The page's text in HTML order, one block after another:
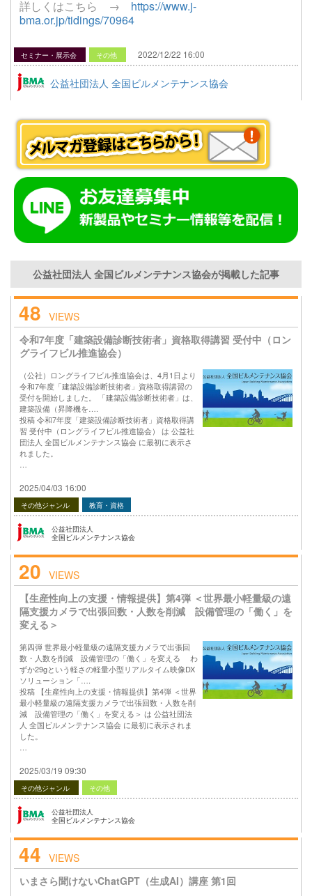
詳しくはこちら → https://www.j-
bma.or.jp/tidings/70964
セミナー・展示会 その他 2022/12/22 16:00
公益社団法人 全国ビルメンテナンス協会
公益社団法人 全国ビルメンテナンス協会が掲載した記事
48 VIEWS
令和7年度「建築設備診断技術者」資格取得講習 受付中（ロン
グライフビル推進協会）
（公社）ロングライフビル推進協会は、4月1日より
令和7年度「建築設備診断技術者」資格取得講習の
受付を開始しました。 「建築設備診断技術者」は、
建築設備（昇降機を….
投稿 令和7年度「建築設備診断技術者」資格取得講
習 受付中（ロングライフビル推進協会） は 公益社
団法人 全国ビルメンテナンス協会 に最初に表示さ
れました。
2025/04/03 16:00
その他ジャンル 教育・資格
公益社団法人
全国ビルメンテナンス協会
20 VIEWS
【生産性向上の支援・情報提供】第4弾 ＜世界最小軽量級の遠
隔支援カメラで出張回数・人数を削減 設備管理の「働く」を
変える＞
第四弾 世界最小軽量級の遠隔支援カメラで出張回
数・人数を削減 設備管理の「働く」を変える わ
ずか29gという軽さの軽量小型リアルタイム映像DX
ソリューション「….
投稿 【生産性向上の支援・情報提供】第4弾 ＜世界
最小軽量級の遠隔支援カメラで出張回数・人数を削
減 設備管理の「働く」を変える＞ は 公益社団法
人 全国ビルメンテナンス協会 に最初に表示されま
した。
2025/03/19 09:30
その他ジャンル その他
公益社団法人
全国ビルメンテナンス協会
44 VIEWS
いまさら聞けないChatGPT（生成AI）講座 第1回